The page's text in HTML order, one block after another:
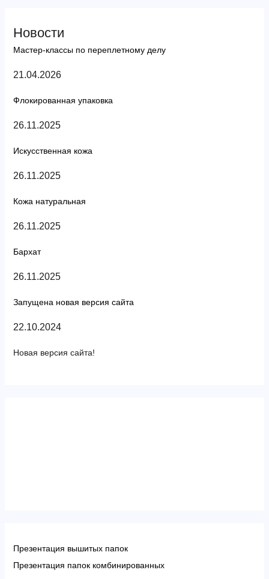
Новости
Мастер-классы по переплетному делу
21.04.2026
Флокированная упаковка
26.11.2025
Искусственная кожа
26.11.2025
Кожа натуральная
26.11.2025
Бархат
26.11.2025
Запущена новая версия сайта
22.10.2024
Новая версия сайта!
Презентация вышитых папок
Презентация папок комбинированных